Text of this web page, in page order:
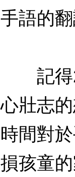
手語的
記得
心壯志
時間對
損孩童